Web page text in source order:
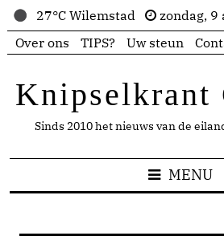
27°C Wilemstad
zondag, 9
Over ons
TIPS? Uw steun
Knipselkrant
Sinds 2010 het nieuws van de
MENU